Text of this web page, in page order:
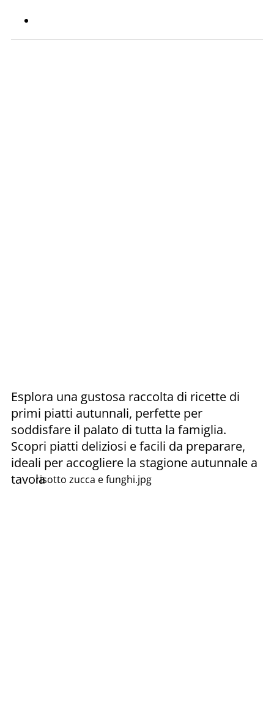
risotto zucca e funghi.jpg
Esplora una gustosa raccolta di ricette di
primi piatti autunnali, perfette per
soddisfare il palato di tutta la famiglia.
Scopri piatti deliziosi e facili da preparare,
ideali per accogliere la stagione autunnale a
tavola